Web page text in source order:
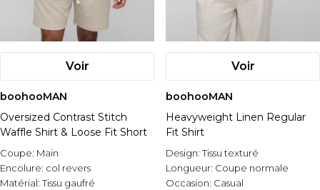
Voir
boohooMAN
Oversized Contrast Stitch
Waffle Shirt & Loose Fit Short
Coupe: Main
Encolure: col revers
Matérial:Tissu gaufré
Voir
boohooMAN
Heavyweight Linen Regular
Fit Shirt
Design:Tissu texturé
Longueur: Coupe normale
Occasion: Casual